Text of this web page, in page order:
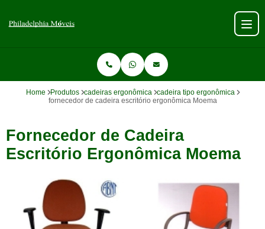
Home Produtos cadeiras ergonômica cadeira tipo ergonômica
fornecedor de cadeira escritório ergonômica Moema
Fornecedor de Cadeira
Escritório Ergonômica Moema